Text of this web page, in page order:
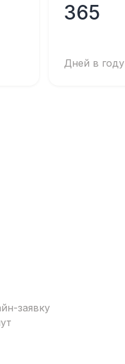
365
Дней в году
заявку